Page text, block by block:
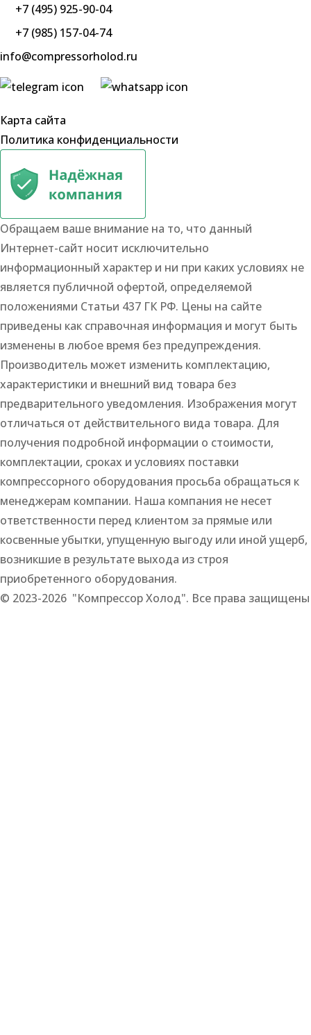
+7 (495) 925-90-04
+7 (985) 157-04-74
info@compressorholod.ru
Карта сайта
Политика конфиденциальности
Обращаем ваше внимание на то, что данный
Интернет-сайт носит исключительно
информационный характер и ни при каких условиях не
является публичной офертой, определяемой
положениями Статьи 437 ГК РФ. Цены на сайте
приведены как справочная информация и могут быть
изменены в любое время без предупреждения.
Производитель может изменить комплектацию,
характеристики и внешний вид товара без
предварительного уведомления. Изображения могут
отличаться от действительного вида товара. Для
получения подробной информации о стоимости,
комплектации, сроках и условиях поставки
компрессорного оборудования просьба обращаться к
менеджерам компании. Наша компания не несет
ответственности перед клиентом за прямые или
косвенные убытки, упущенную выгоду или иной ущерб,
возникшие в результате выхода из строя
приобретенного оборудования.
© 2023-2026 "Компрессор Холод". Все права защищены